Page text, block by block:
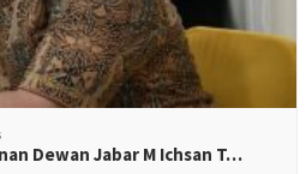
Dewan Jabar M Ichsan T…